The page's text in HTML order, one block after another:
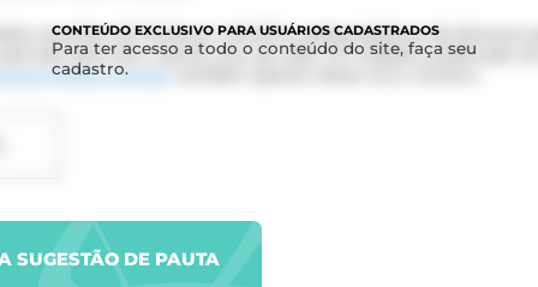
recentes da literatura científica, pesquisadores de diversos
para até o quinto ano de vida. Um trabalho publicado
Endocrinology
CONTEÚDO EXCLUSIVO PARA USUÁRIOS CADASTRADOS
Para ter acesso a todo o conteúdo do site, faça seu
cadastro.
SUGESTÃO DE PAUTA